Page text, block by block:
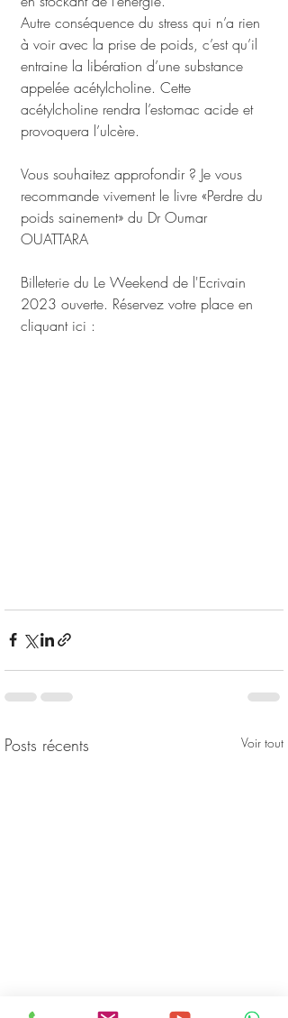
Autre conséquence du stress qui n’a rien
à voir avec la prise de poids, c’est qu’il
entraine la libération d’une substance
appelée acétylcholine. Cette
acétylcholine rendra l’estomac acide et
provoquera l’ulcère.
Vous souhaitez approfondir ? Je vous
recommande vivement le livre «Perdre du
poids sainement» du Dr Oumar
OUATTARA
Billeterie du Le Weekend de l'Ecrivain
2023 ouverte. Réservez votre place en
cliquant ici :
Posts récents Voir tout